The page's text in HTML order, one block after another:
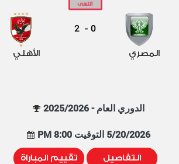
المصري
0
-
2
الأهلي
الدوري العام - 2025/2026
5/20/2026 التوقيت 8:00 PM
التفاصيل تقييم المباراة